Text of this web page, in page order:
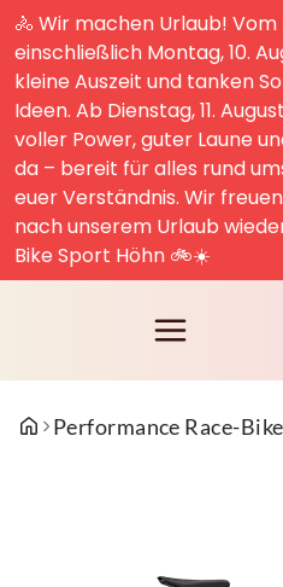
🚴 Wir machen Urlaub! Vom
einschließlich Montag, 10.
kleine Auszeit und tanken
Ideen. Ab Dienstag, 11.
voller Power, guter Laune
da – bereit für alles rund
euer Verständnis. Wir
nach unserem Urlaub
Bike Sport Höhn 🚲☀️
Performance Race-